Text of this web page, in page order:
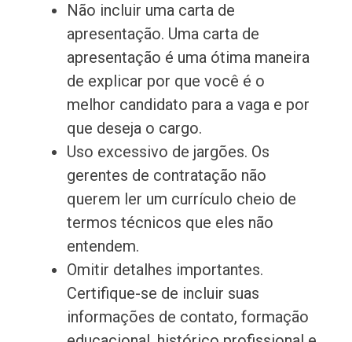
Não incluir uma carta de
apresentação. Uma carta de
apresentação é uma ótima maneira
de explicar por que você é o
melhor candidato para a vaga e por
que deseja o cargo.
Uso excessivo de jargões. Os
gerentes de contratação não
querem ler um currículo cheio de
termos técnicos que eles não
entendem.
Omitir detalhes importantes.
Certifique-se de incluir suas
informações de contato, formação